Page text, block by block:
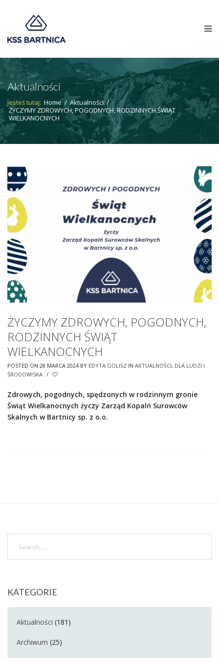
Aktualności
Jesteś tutaj: Home / Aktualności /
ŻYCZYMY ZDROWYCH, POGODNYCH, RODZINNYCH ŚWIĄT
WIELKANOCNYCH
ŻYCZYMY ZDROWYCH, POGODNYCH,
RODZINNYCH ŚWIĄT
WIELKANOCNYCH
POSTED ON 28 MARCA 2024BY EDYTA GOLISZ IN AKTUALNOŚCI, DLA LUDZI I
ŚRODOWISKA /
Zdrowych, pogodnych, spędzonych w rodzinnym gronie
Świąt Wielkanocnych życzy Zarząd Kopalń Surowców
Skalnych w Bartnicy sp. z o.o.
KATEGORIE
Aktualności (181)
Archiwum (25)